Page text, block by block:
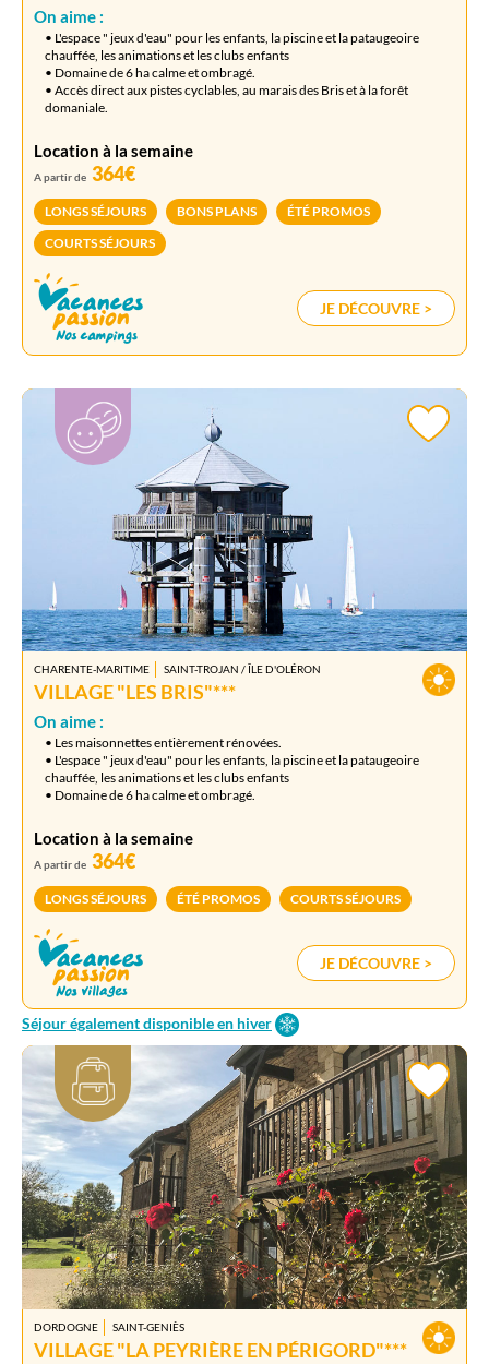
On aime :
• L'espace " jeux d'eau" pour les enfants, la piscine et la pataugeoire
chauffée, les animations et les clubs enfants
• Domaine de 6 ha calme et ombragé.
• Accès direct aux pistes cyclables, au marais des Bris et à la forêt
domaniale.
Location à la semaine
A partir de 364€
LONGS SÉJOURS BONS PLANS
ÉTÉ PROMOS
COURTS SÉJOURS
JE DÉCOUVRE >
CHARENTE-MARITIME SAINT-TROJAN / ÎLE D'OLÉRON
VILLAGE "LES BRIS"***
On aime :
• Les maisonnettes entièrement rénovées.
• L'espace " jeux d'eau" pour les enfants, la piscine et la pataugeoire
chauffée, les animations et les clubs enfants
• Domaine de 6 ha calme et ombragé.
Location à la semaine
A partir de 364€
LONGS SÉJOURS ÉTÉ PROMOS COURTS SÉJOURS
JE DÉCOUVRE >
Séjour également disponible en hiver
DORDOGNE SAINT-GENIÈS
VILLAGE "LA PEYRIÈRE EN PÉRIGORD"***